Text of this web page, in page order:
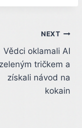
NEXT
Vědci oklamali AI
zeleným tričkem a
získali návod na
kokain